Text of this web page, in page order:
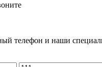
телефон и наши